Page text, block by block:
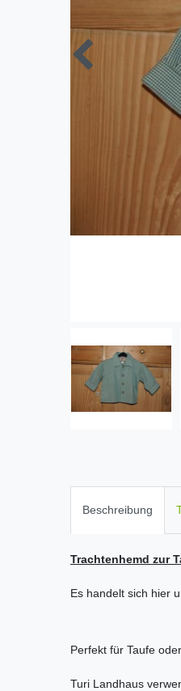
Beschreibung
Trachtenhemd zur
Es handelt sich hier
Perfekt für Taufe
Turi Landhaus